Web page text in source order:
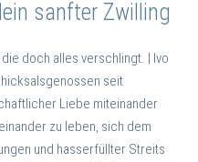
sanfter Zwilling
doch alles verschlingt. | Ivo
seit
Liebe miteinander
zu leben, sich dem
und hasserfüllter Streits